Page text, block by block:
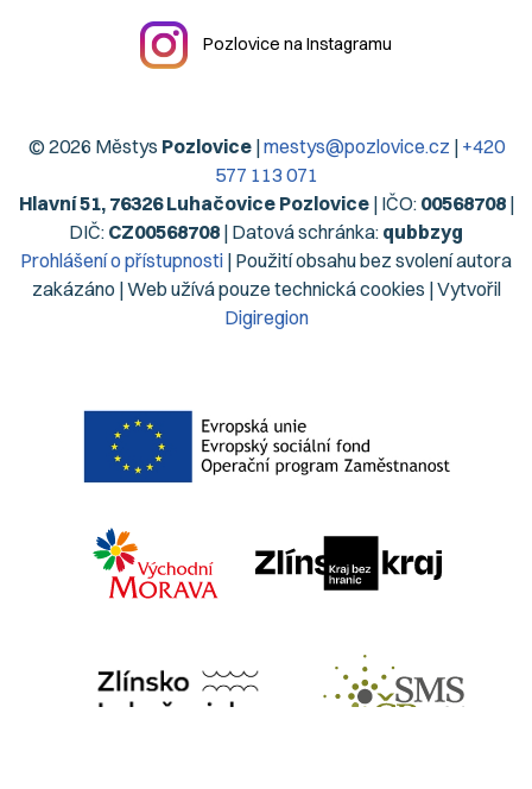
Pozlovice na Instagramu
© 2026 Městys Pozlovice|mestys@pozlovice.cz | +420
577 113 071
Hlavní 51, 76326 Luhačovice Pozlovice| IČO: 00568708|
DIČ: CZ00568708 | Datová schránka: qubbzyg
Prohlášení o přístupnosti | Použití obsahu bez svolení autora
zakázáno | Web užívá pouze technická cookies | Vytvořil
Digiregion